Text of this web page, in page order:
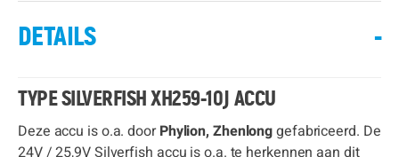
DETAILS -
TYPE SILVERFISH XH259-10J ACCU
Deze accu is o.a. doorPhylion, Zhenlonggefabriceerd. De
24V / 25,9V Silverfish accu is o.a. te herkennen aan dit